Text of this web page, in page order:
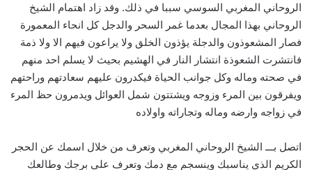
الروحاني المغربي السوسي سببا في ذلك. وقد زاد اهتمام الشيخ
الروحاني بهذا المجال بعدما غمر السحر والدجل كل انحاء المعمورة
فصار المشعوذون والدجلة يؤذون الخلق ولا يراعون فيهم الا ولا ذمة
فانتشرت الشعوذة انتشار النار في الهشيم بحيث لا يسلم احد منهم
في صحته وماله وكل جوانب الحياة فيكدرون عليهم سعادتهم وراحتهم
ويفرقون بين المرء وزوجه ويشتتون شمل العوائل ويدمرون حظ المرء
في زواجه وارضه وماله وتجاراته واولاده
اتصل بـــ الشيخ الروحاني المغربي وتعرف من خلال اسمك عن الحجر
الكريم الذي يناسبك وينسجم مع دمك وتعرف على برجك وطالعك